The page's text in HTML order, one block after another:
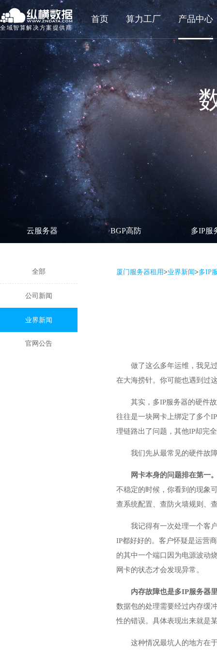
全域智算解决方案提供商
首页 算力工厂 产品中心
云服务器 BGP高防 多IP服
全部
公司新闻
业界新闻
官网公告
厦门服务器租用>业界新闻>多IP
做了这么多年运维，我见
在大海捞针。你可能也遇到过
其实，多IP服务器的硬件
往往是一块网卡上绑定了多个
理链路出了问题，其他IP却完
我们先从最常见的硬件故
网卡本身的问题排在第一
不稳定的时候，你看到的现象
查系统配置、查防火墙规则、
我记得有一次处理一个客
IP都好好的。客户怀疑是运营
的其中一个端口因为电源波动
网卡的状态才会发现异常。
内存故障也是多IP服务器
数据包的处理需要经过内存缓
性的错误。具体表现出来就是
这种情况最坑人的地方在